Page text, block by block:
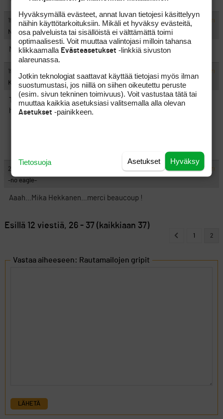
19.7.2022 20:09:30 #1365633 VASTAA ILMOITA ASIATON VIESTI
Nimetön
Mailapaja Mika Hekkanen mutta toimiiko vielä.
19.7.2022 20:24:01 ILMOITA ASIATON VIESTI
KL1
Taisi lopettaa yrittäjyyden jo yli 10 vuotta sitten,
harrastuspohjalta saattaa vielä tehdä mailoja.
22.7.2022 10:17:50 ILMOITA ASIATON VIESTI
-no eagle-
Aaah…Mika Hekkanen…merci beaucoup !
Esillä 12 viestiä, 26 - 37 (kaikkiaan 37)
1 2
Vastaa aiheeseen: Rautamailojen gripit
LÄHETÄ
Hyväksymällä evästeet, annat luvan tietojesi käsittelyyn
näihin käyttötarkoituksiin. Mikäli et hyväksy evästeitä,
osa palveluista tai sisällöistä ei välttämättä toimi
optimaalisesti. Voit muuttaa valintojasi milloin tahansa
klikkaamalla Evästeasetukset -linkkiä sivuston
alareunassa.
Jotkin teknologiat saattavat käyttää tietojasi myös ilman
suostumustasi, jos niillä on siihen oikeutettu peruste
(esim. sivun tekninen toimivuus). Voit vastustaa tätä tai
muuttaa kaikkia asetuksiasi valitsemalla alla olevan
Asetukset -painikkeen.
Hyväksy
Asetukset
Tietosuoja